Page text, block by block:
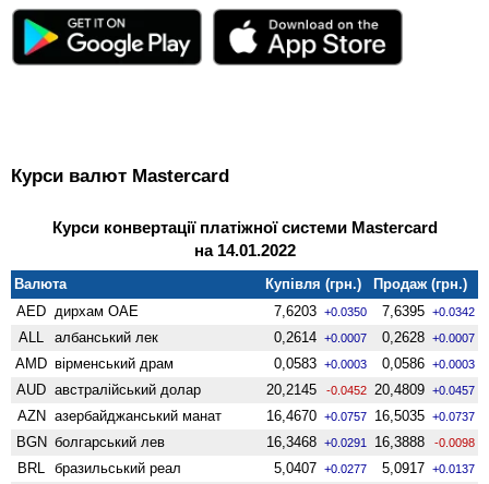
Курси валют Mastercard
Курси конвертації платіжної системи Mastercard
на 14.01.2022
Валюта Купівля (грн.)
Продаж (грн.)
AED дирхам ОАЕ 7,6203 +0.0350 7,6395 +0.0342
ALL албанський лек 0,2614 +0.0007 0,2628 +0.0007
AMD вiрменський драм 0,0583 +0.0003 0,0586 +0.0003
AUD австралійський долар 20,2145 -0.0452 20,4809 +0.0457
AZN азербайджанський манат 16,4670 +0.0757 16,5035 +0.0737
BGN болгарський лев 16,3468 +0.0291 16,3888 -0.0098
BRL бразильський реал 5,0407 +0.0277 5,0917 +0.0137